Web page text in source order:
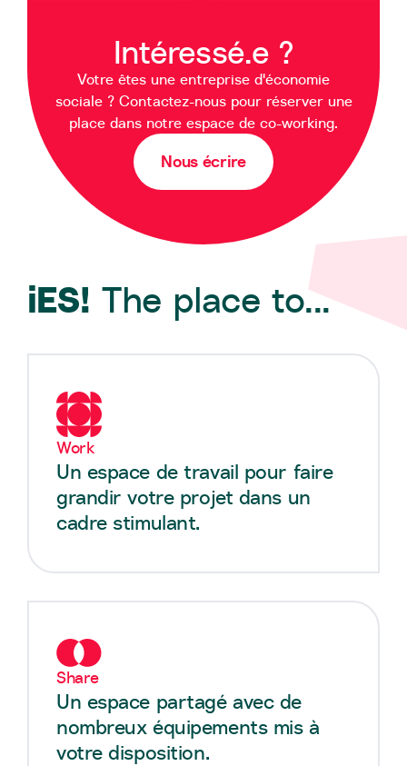
Intéressé.e ?
Votre êtes une entreprise d'économie
sociale ? Contactez-nous pour réserver une
place dans notre espace de co-working.
Nous écrire
iES! The place to...
Work
Un espace de travail pour faire
grandir votre projet dans un
cadre stimulant.
Share
Un espace partagé avec de
nombreux équipements mis à
votre disposition.